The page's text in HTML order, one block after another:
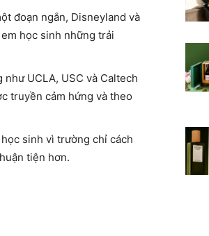
đoạn ngắn, Disneyland và
học sinh những trải
UCLA, USC và Caltech
truyền cảm hứng và theo
sinh vì trường chỉ cách
tiện hơn.